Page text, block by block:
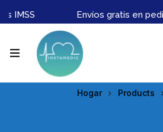
IMSS Envíos gratis en
Hogar Products